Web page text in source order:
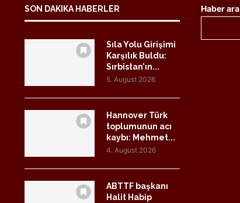
SON DAKIKA HABERLER
Sıla Yolu Girişimi
Karşılık Buldu:
Sırbistan’ın...
5. August 2026
Hannover Türk
toplumunun acı
kaybı: Mehmet...
4. August 2026
ABTTF başkanı
Halit Habip
Haber ara